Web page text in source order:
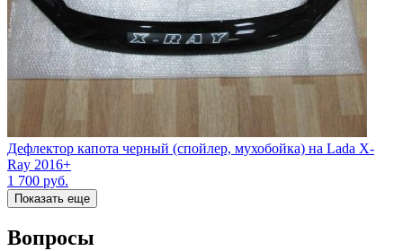
Дефлектор капота черный (спойлер, мухобойка) на Lada X-
Ray 2016+
1 700 руб.
Показать еще
Вопросы